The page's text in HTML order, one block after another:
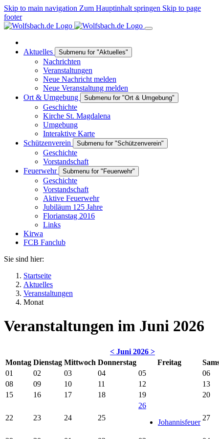
Skip to main navigation Zum Hauptinhalt springen Skip to page
footer
Aktuelles Submenu for "Aktuelles"
Nachrichten
Veranstaltungen
Neue Nachricht melden
Neue Veranstaltung melden
Ort & Umgebung
Submenu for "Ort & Umgebung"
Geschichte
Kirche St. Magdalena
Umgebung
Interaktive Karte
Schützenverein
Submenu for "Schützenverein"
Geschichte
Vorstandschaft
Feuerwehr
Submenu for "Feuerwehr"
Geschichte
Vorstandschaft
Aktive Feuerwehr
Jubiläum 125 Jahre
Florianstag 2016
Links
Kirwa
FCB Fanclub
Sie sind hier:
Startseite
Aktuelles
Veranstaltungen
Monat
Veranstaltungen im Juni 2026
< Juni 2026 >
Montag Dienstag Mittwoch Donnerstag Freitag
01
02 03 04 05
06
08
09 10 11 12
13
15
16 17 18 19 20
22 23 24 25
26
Johannisfeuer
27